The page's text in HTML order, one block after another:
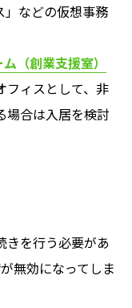
」などの仮想事務
（創業支援室）
フィスとして、非
場合は入居を検討
きを行う必要があ
無効になってしま